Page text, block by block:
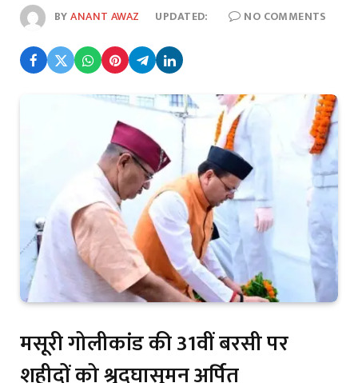
BYANANT AWAZ UPDATED: NO COMMENTS
मसूरी गोलीकांड की 31वीं बरसी पर
शहीदों को श्रृद्घासुमन अर्पित